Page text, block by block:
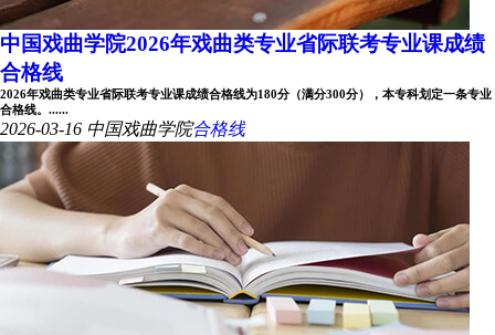
中国戏曲学院2026年戏曲类专业省际联考专业课成绩
合格线
2026年戏曲类专业省际联考专业课成绩合格线为180分（满分300分），本专科划定一条专业
合格线。......
2026-03-16 中国戏曲学院合格线